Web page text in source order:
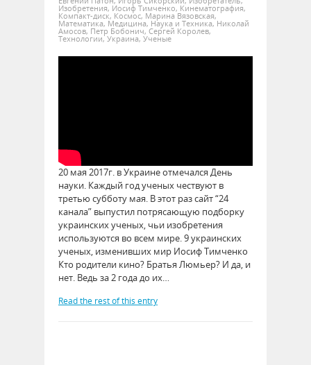
Изобретения, Иосиф Тимченко, Кинематография,
Компакт-диск, Космос, Марина Вязовская,
Математика, Медицина, Наука и Техника, Николай
Амосов, Петр Бобонич, Сергей Королев,
Технологии, Украина, Ученые
20 мая 2017г. в Украине отмечался День
науки. Каждый год ученых чествуют в
третью субботу мая. В этот раз сайт “24
канала” выпустил потрясающую подборку
украинских ученых, чьи изобретения
используются во всем мире. 9 украинских
ученых, изменивших мир Иосиф Тимченко
Кто родители кино? Братья Люмьер? И да, и
нет. Ведь за 2 года до их…
Read the rest of this entry